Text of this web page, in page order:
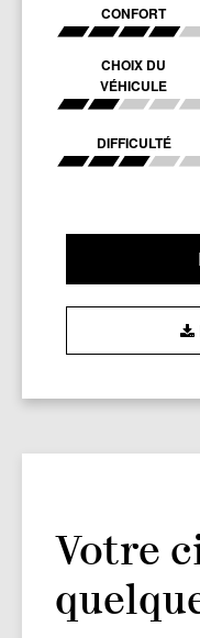
CONFORT
CHOIX DU
VÉHICULE
DIFFICULTÉ
Votre